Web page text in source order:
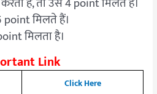
point मिलते हैं।
मिलता है।
Link
Click Here